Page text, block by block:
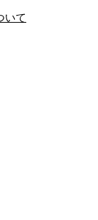
いて